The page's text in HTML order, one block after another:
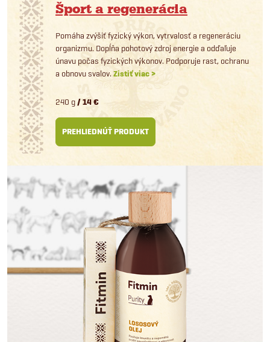
Šport a regenerácia
Pomáha zvýšiť fyzický výkon, vytrvalosť a regeneráciu
organizmu. Dopĺňa pohotový zdroj energie a odďaľuje
únavu počas fyzických výkonov. Podporuje rast, ochranu
a obnovu svalov. Zistiť viac >
240 g/ 14 €
PREHLIEDNÚŤ PRODUKT